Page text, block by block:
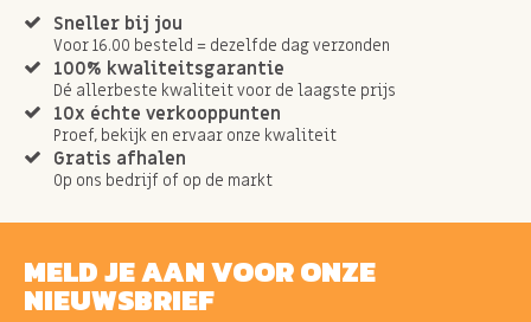
Sneller bij jou
Voor 16.00 besteld = dezelfde dag verzonden
100% kwaliteitsgarantie
Dé allerbeste kwaliteit voor de laagste prijs
10x échte verkooppunten
Proef, bekijk en ervaar onze kwaliteit
Gratis afhalen
Op ons bedrijf of op de markt
MELD JE AAN VOOR ONZE
NIEUWSBRIEF